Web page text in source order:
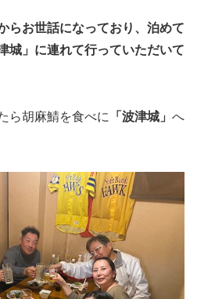
らお世話になっており、泊めて
城」に連れて行っていただいて
ら胡麻鯖を食べに 「波津城」 へ